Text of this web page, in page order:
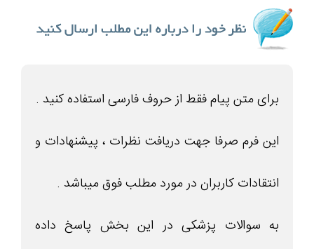
برای متن پیام فقط از حروف فارسی استفاده کنید .
این فرم صرفا جهت دریافت نظرات ، پیشنهادات و
انتقادات کاربران در مورد مطلب فوق میباشد .
به سوالات پزشکی در این بخش پاسخ داده